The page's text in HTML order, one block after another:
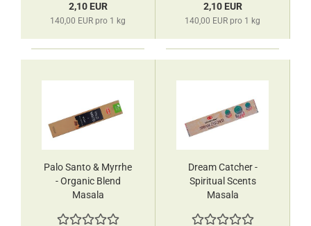
2,10 EUR
140,00 EUR pro 1 kg
2,10 EUR
140,00 EUR pro 1 kg
Palo Santo & Myrrhe
- Organic Blend
Masala
HEM
Dream Catcher -
Spiritual Scents
Masala
HEM